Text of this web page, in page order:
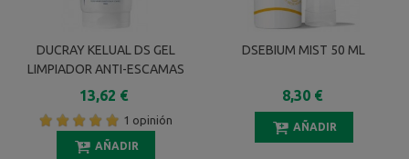
DUCRAY KELUAL DS GEL
LIMPIADOR ANTI-ESCAMAS
200 ML
13,62 €
1 opinión
AÑADIR
DSEBIUM MIST 50 ML
8,30 €
AÑADIR